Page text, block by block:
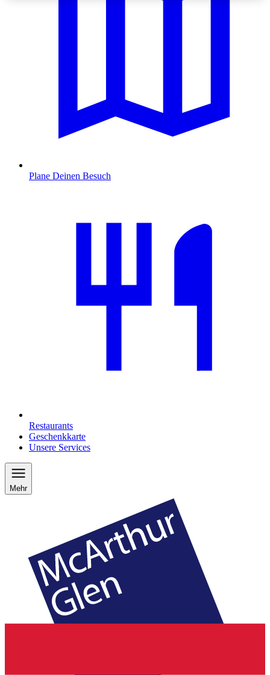
Plane Deinen Besuch
Restaurants
Geschenkkarte
Unsere Services
Mehr